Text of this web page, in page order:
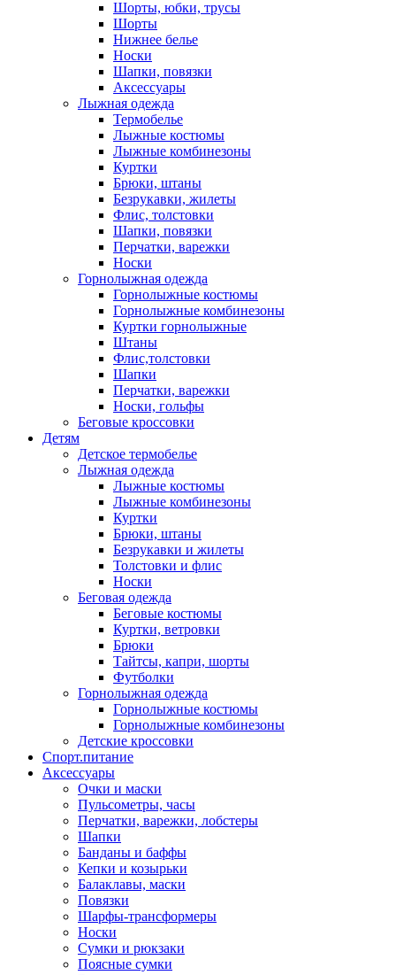
Шорты, юбки, трусы
Шорты
Нижнее белье
Носки
Шапки, повязки
Аксессуары
Лыжная одежда
Термобелье
Лыжные костюмы
Лыжные комбинезоны
Куртки
Брюки, штаны
Безрукавки, жилеты
Флис, толстовки
Шапки, повязки
Перчатки, варежки
Носки
Горнолыжная одежда
Горнолыжные костюмы
Горнолыжные комбинезоны
Куртки горнолыжные
Штаны
Флис,толстовки
Шапки
Перчатки, варежки
Носки, гольфы
Беговые кроссовки
Детям
Детское термобелье
Лыжная одежда
Лыжные костюмы
Лыжные комбинезоны
Куртки
Брюки, штаны
Безрукавки и жилеты
Толстовки и флис
Носки
Беговая одежда
Беговые костюмы
Куртки, ветровки
Брюки
Тайтсы, капри, шорты
Футболки
Горнолыжная одежда
Горнолыжные костюмы
Горнолыжные комбинезоны
Детские кроссовки
Спорт.питание
Аксессуары
Очки и маски
Пульсометры, часы
Перчатки, варежки, лобстеры
Шапки
Банданы и баффы
Кепки и козырьки
Балаклавы, маски
Повязки
Шарфы-трансформеры
Носки
Сумки и рюкзаки
Поясные сумки